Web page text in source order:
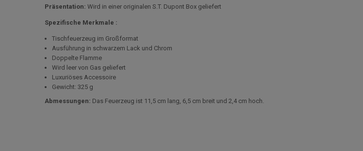
Präsentation: Wird in einer originalen S.T. Dupont Box geliefert
Spezifische Merkmale :
Tischfeuerzeug im Großformat
Ausführung in schwarzem Lack und Chrom
Doppelte Flamme
Wird leer von Gas geliefert
Luxuriöses Accessoire
Gewicht: 325 g
Abmessungen: Das Feuerzeug ist 11,5 cm lang, 6,5 cm breit und 2,4 cm hoch.